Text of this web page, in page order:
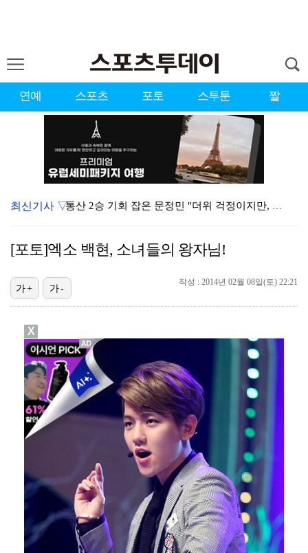
연예 스포츠 포토 스투툰 짤
통산 2승 기회 잡은 문정민 "더위 걱정이지만, 끝까지…
[ST포토] 양효진, 입가에 미소
타일러 라쉬, 유튜브 종료에 외압설 부인 "의도한 바 …
[ST포토] 박보겸, 들어간다~
[ST포토] 박보겸, 여유 가득한 표정
[ST포토] 유지나, 더워도 즐겁게
[ST포토] 유지나, 버디 성공 했어요
최신기사 ▽
[포토]엑소 백현, 소녀들의 왕자님!
작성 : 2014년 02월 08일(토) 22:21
가+ 가-
X